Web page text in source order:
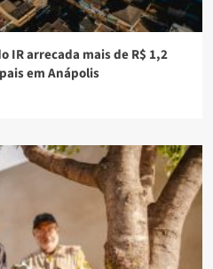
IR arrecada mais de R$ 1,2
em Anápolis